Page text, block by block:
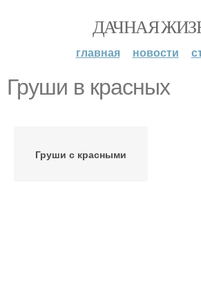
ДАЧНАЯ
главная новости
Груши в красных
Груши с красными